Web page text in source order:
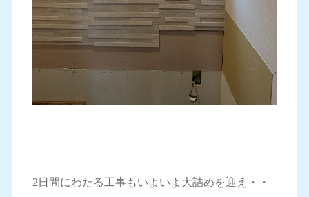
2日間にわたる工事もいよいよ大詰めを迎え・・